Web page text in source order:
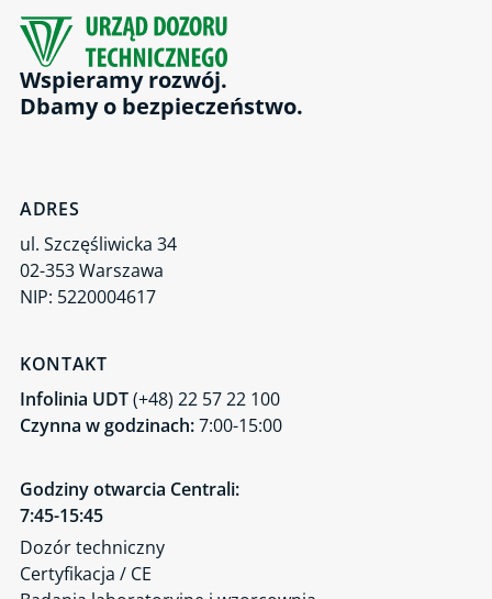
Ślad energii odnawialnej
Produkt Sprawdzony
2006/42/WE, Badanie typu WE
Maszyny i linie technologiczne
Gospodarka o obiegu zamkniętym
Jednostka Weryfikująca UDT-CERT
Wspieramy rozwój.
Dbamy o bezpieczeństwo.
ADRES
ul. Szczęśliwicka 34
02-353 Warszawa
NIP: 5220004617
KONTAKT
Infolinia UDT(+48) 22 57 22 100
Czynna w godzinach:7:00-15:00
Godziny otwarcia Centrali:
7:45-15:45
Dozór techniczny
Certyfikacja / CE